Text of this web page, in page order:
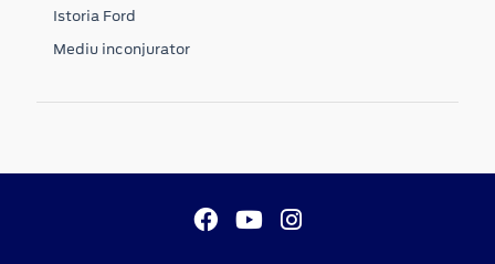
Istoria Ford
Mediu inconjurator